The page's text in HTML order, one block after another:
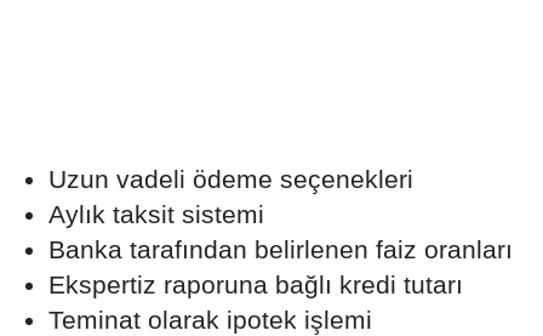
Uzun vadeli ödeme seçenekleri
Aylık taksit sistemi
Banka tarafından belirlenen faiz oranları
Ekspertiz raporuna bağlı kredi tutarı
Teminat olarak ipotek işlemi